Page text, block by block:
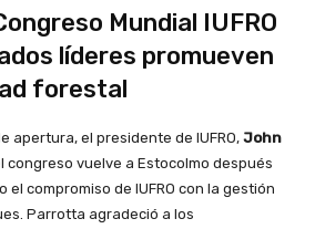
Mundial IUFRO
líderes promueven
forestal
apertura, el presidente de IUFRO, John
congreso vuelve a Estocolmo después
el compromiso de IUFRO con la gestión
Parrotta agradeció a los